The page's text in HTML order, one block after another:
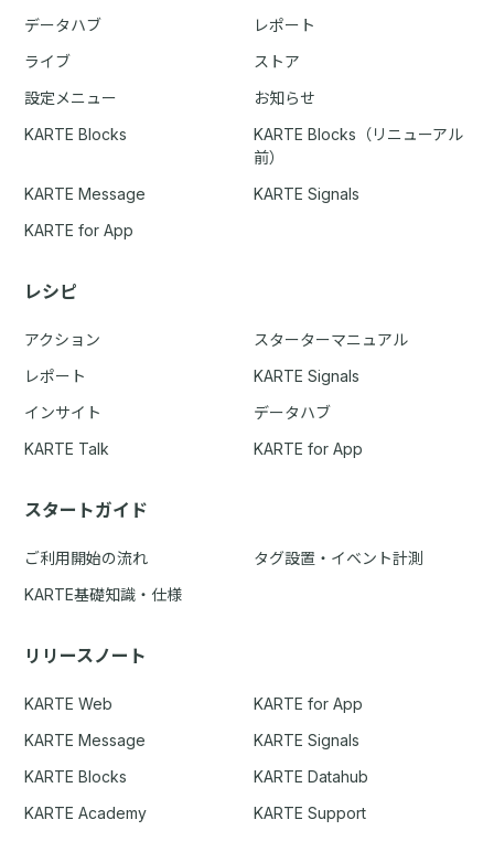
データハブ
レポート
ライブ
ストア
設定メニュー
お知らせ
KARTE Blocks
KARTE Blocks（リニューアル
前）
KARTE Message
KARTE Signals
KARTE for App
レシピ
アクション
スターターマニュアル
レポート
KARTE Signals
インサイト
データハブ
KARTE Talk
KARTE for App
スタートガイド
ご利用開始の流れ
タグ設置・イベント計測
KARTE基礎知識・仕様
リリースノート
KARTE Web
KARTE for App
KARTE Message
KARTE Signals
KARTE Blocks
KARTE Datahub
KARTE Academy
KARTE Support